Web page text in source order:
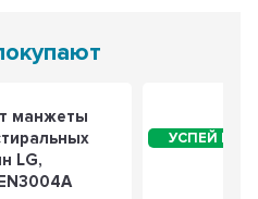
манжеты
LG,